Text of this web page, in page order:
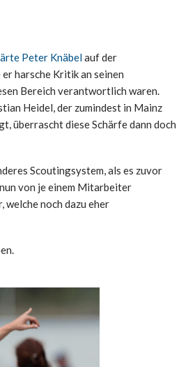
Peter Knäbelauf der
harsche Kritik an seinen
Bereich verantwortlich waren.
Heidel, der zumindest in Mainz
überrascht diese Schärfe dann doch
Scoutingsystem, als es zuvor
von je einem Mitarbeiter
welche noch dazu eher